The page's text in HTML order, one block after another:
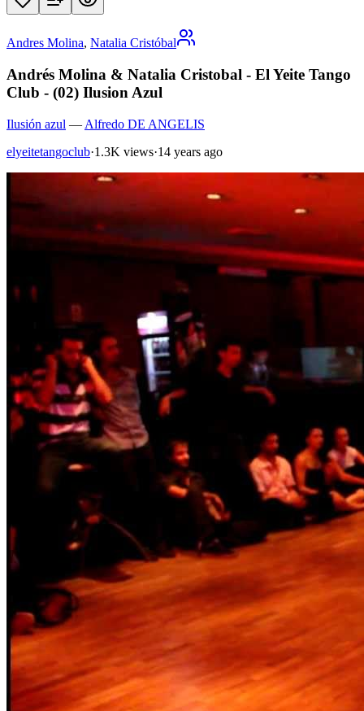
Andres Molina, Natalia Cristóbal
Andrés Molina & Natalia Cristobal - El Yeite Tango
Club - (02) Ilusion Azul
Ilusión azul — Alfredo DE ANGELIS
elyeitetangoclub·1.3K views·14 years ago